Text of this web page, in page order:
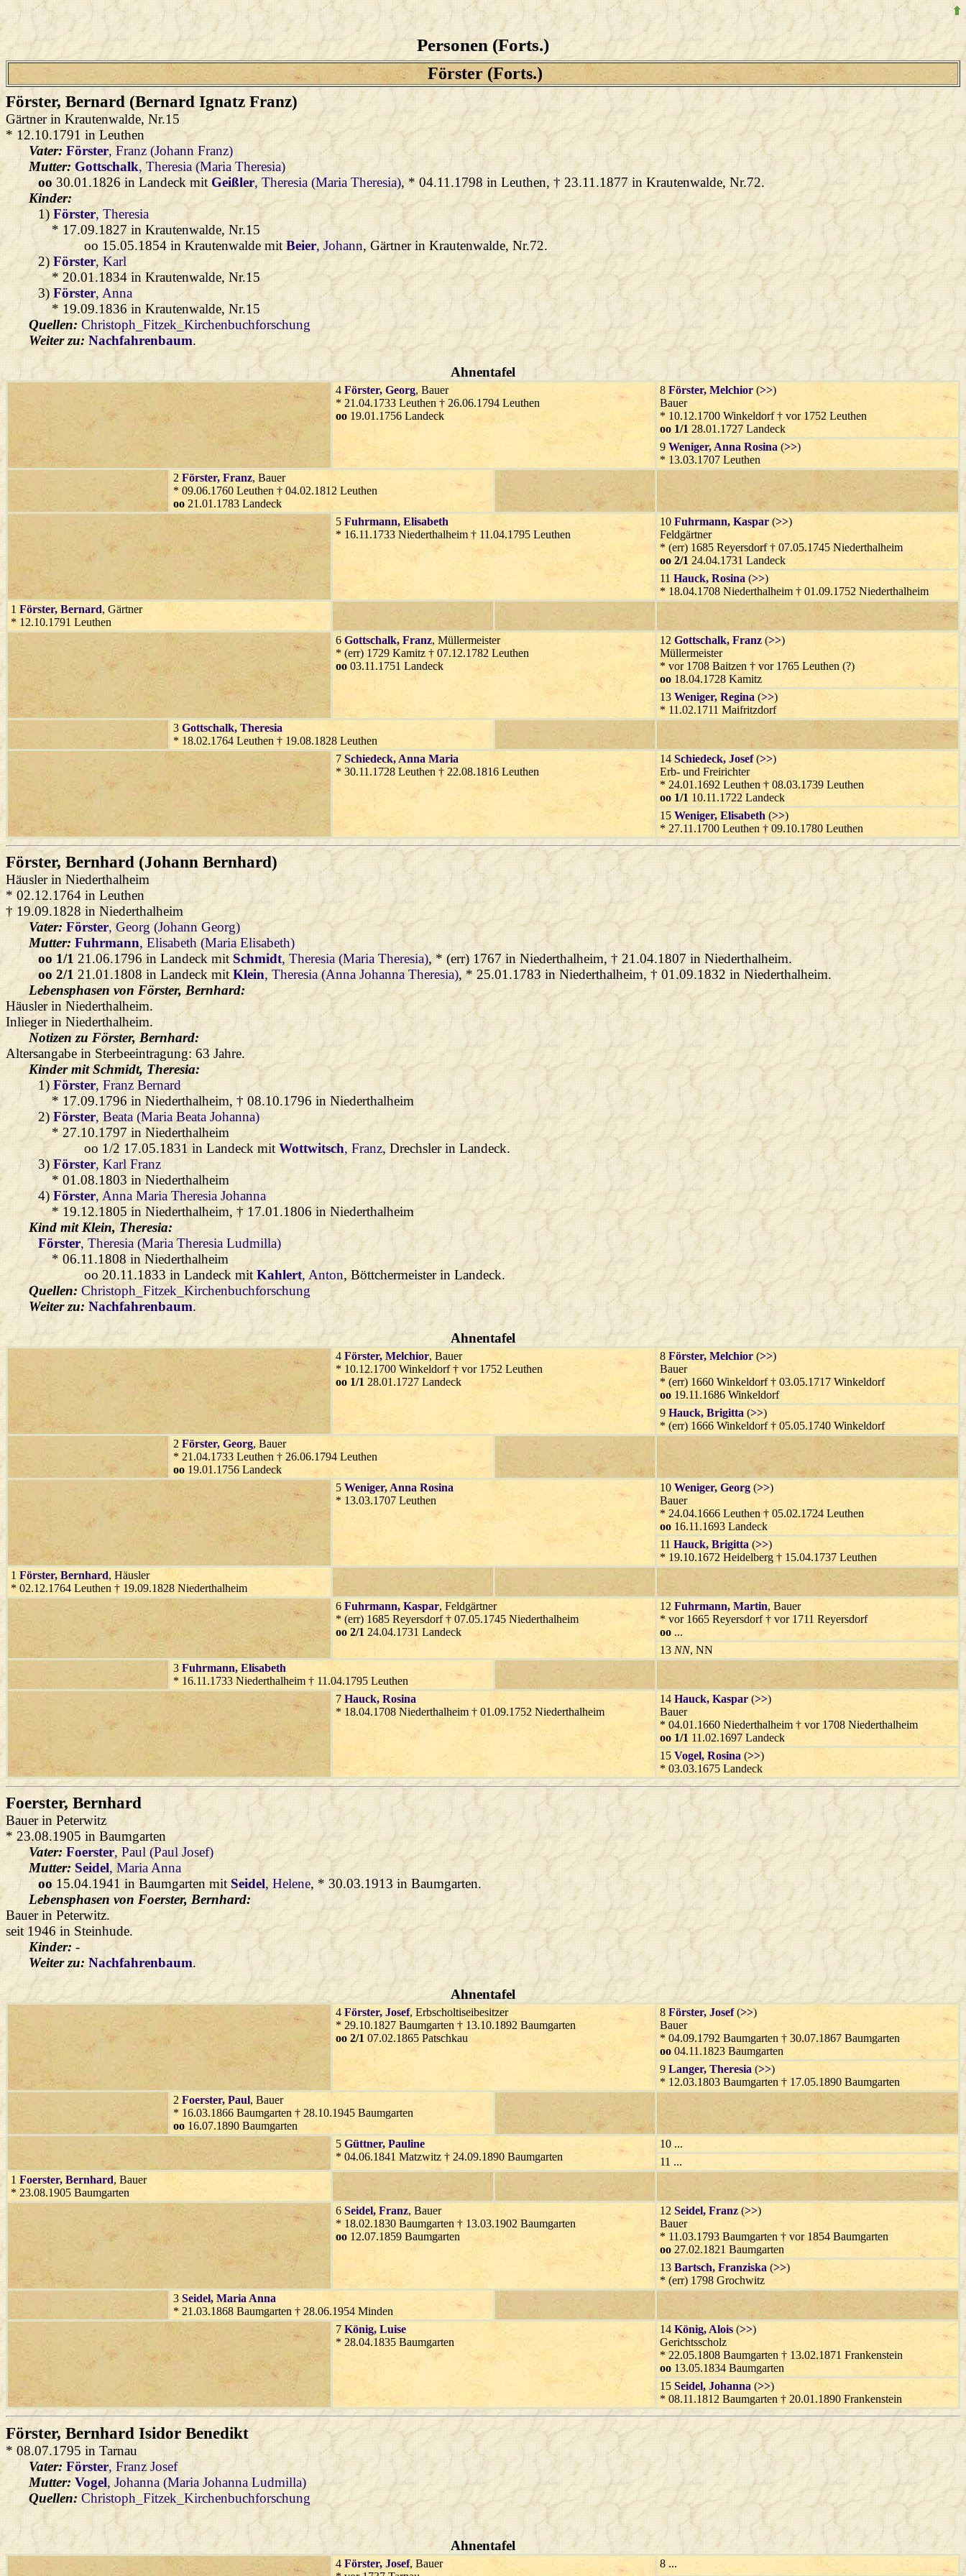
Personen (Forts.)
Förster (Forts.)
Förster, Bernard (Bernard Ignatz Franz)
Gärtner in Krautenwalde, Nr.15
* 12.10.1791 in Leuthen
Vater:Förster, Franz (Johann Franz)
Mutter: Gottschalk, Theresia (Maria Theresia)
oo 30.01.1826 in Landeck mit Geißler, Theresia (Maria Theresia), * 04.11.1798 in Leuthen, † 23.11.1877 in Krautenwalde, Nr.72.
Kinder:
1)Förster, Theresia
* 17.09.1827 in Krautenwalde, Nr.15
oo 15.05.1854 in Krautenwalde mitBeier, Johann, Gärtner in Krautenwalde, Nr.72.
2)Förster, Karl
* 20.01.1834 in Krautenwalde, Nr.15
3)Förster, Anna
* 19.09.1836 in Krautenwalde, Nr.15
Quellen: Christoph_Fitzek_Kirchenbuchforschung
Weiter zu: Nachfahrenbaum.
Ahnentafel
4 Förster, Georg, Bauer
* 21.04.1733 Leuthen † 26.06.1794 Leuthen
oo 19.01.1756 Landeck
8 Förster, Melchior (>>)
Bauer
* 10.12.1700 Winkeldorf † vor 1752 Leuthen
oo 1/1 28.01.1727 Landeck
9 Weniger, Anna Rosina (>>)
* 13.03.1707 Leuthen
2 Förster, Franz, Bauer
* 09.06.1760 Leuthen † 04.02.1812 Leuthen
oo 21.01.1783 Landeck
5 Fuhrmann, Elisabeth
* 16.11.1733 Niederthalheim † 11.04.1795 Leuthen
10 Fuhrmann, Kaspar (>>)
Feldgärtner
* (err) 1685 Reyersdorf † 07.05.1745 Niederthalheim
oo 2/1 24.04.1731 Landeck
11 Hauck, Rosina (>>)
* 18.04.1708 Niederthalheim † 01.09.1752 Niederthalheim
1 Förster, Bernard, Gärtner
* 12.10.1791 Leuthen
6 Gottschalk, Franz, Müllermeister
* (err) 1729 Kamitz † 07.12.1782 Leuthen
oo 03.11.1751 Landeck
12 Gottschalk, Franz (>>)
Müllermeister
* vor 1708 Baitzen † vor 1765 Leuthen (?)
oo 18.04.1728 Kamitz
13 Weniger, Regina (>>)
* 11.02.1711 Maifritzdorf
3 Gottschalk, Theresia
* 18.02.1764 Leuthen † 19.08.1828 Leuthen
7 Schiedeck, Anna Maria
* 30.11.1728 Leuthen † 22.08.1816 Leuthen
14 Schiedeck, Josef(>>)
Erb- und Freirichter
* 24.01.1692 Leuthen † 08.03.1739 Leuthen
oo 1/1 10.11.1722 Landeck
15 Weniger, Elisabeth (>>)
* 27.11.1700 Leuthen † 09.10.1780 Leuthen
Förster, Bernhard (Johann Bernhard)
Häusler in Niederthalheim
* 02.12.1764 in Leuthen
† 19.09.1828 in Niederthalheim
Vater: Förster, Georg (Johann Georg)
Mutter: Fuhrmann, Elisabeth (Maria Elisabeth)
oo 1/1 21.06.1796 in Landeck mit Schmidt, Theresia (Maria Theresia), * (err) 1767 in Niederthalheim, † 21.04.1807 in Niederthalheim.
oo 2/1 21.01.1808 in Landeck mitKlein, Theresia (Anna Johanna Theresia), * 25.01.1783 in Niederthalheim, † 01.09.1832 in Niederthalheim.
Lebensphasen von Förster, Bernhard:
Häusler in Niederthalheim.
Inlieger in Niederthalheim.
Notizen zu Förster, Bernhard:
Altersangabe in Sterbeeintragung: 63 Jahre.
Kinder mitSchmidt, Theresia:
1)Förster, Franz Bernard
* 17.09.1796 in Niederthalheim, † 08.10.1796 in Niederthalheim
2)Förster, Beata (Maria Beata Johanna)
* 27.10.1797 in Niederthalheim
oo 1/2 17.05.1831 in Landeck mitWottwitsch, Franz, Drechsler in Landeck.
3)Förster, Karl Franz
* 01.08.1803 in Niederthalheim
4)Förster, Anna Maria Theresia Johanna
* 19.12.1805 in Niederthalheim, † 17.01.1806 in Niederthalheim
Kind mitKlein, Theresia:
Förster, Theresia (Maria Theresia Ludmilla)
* 06.11.1808 in Niederthalheim
oo 20.11.1833 in Landeck mitKahlert, Anton, Böttchermeister in Landeck.
Quellen: Christoph_Fitzek_Kirchenbuchforschung
Weiter zu: Nachfahrenbaum.
Ahnentafel
4 Förster, Melchior, Bauer
* 10.12.1700 Winkeldorf † vor 1752 Leuthen
oo 1/1 28.01.1727 Landeck
8 Förster, Melchior (>>)
Bauer
* (err) 1660 Winkeldorf † 03.05.1717 Winkeldorf
oo 19.11.1686 Winkeldorf
9 Hauck, Brigitta (>>)
* (err) 1666 Winkeldorf † 05.05.1740 Winkeldorf
2 Förster, Georg, Bauer
* 21.04.1733 Leuthen † 26.06.1794 Leuthen
oo 19.01.1756 Landeck
5 Weniger, Anna Rosina
* 13.03.1707 Leuthen
10 Weniger, Georg (>>)
Bauer
* 24.04.1666 Leuthen † 05.02.1724 Leuthen
oo 16.11.1693 Landeck
11 Hauck, Brigitta (>>)
* 19.10.1672 Heidelberg † 15.04.1737 Leuthen
1 Förster, Bernhard, Häusler
* 02.12.1764 Leuthen † 19.09.1828 Niederthalheim
6 Fuhrmann, Kaspar, Feldgärtner
* (err) 1685 Reyersdorf † 07.05.1745 Niederthalheim
oo 2/1 24.04.1731 Landeck
12 Fuhrmann, Martin, Bauer
* vor 1665 Reyersdorf † vor 1711 Reyersdorf
oo ...
13 NN, NN
3 Fuhrmann, Elisabeth
* 16.11.1733 Niederthalheim † 11.04.1795 Leuthen
7 Hauck, Rosina
* 18.04.1708 Niederthalheim † 01.09.1752 Niederthalheim
14 Hauck, Kaspar (>>)
Bauer
* 04.01.1660 Niederthalheim † vor 1708 Niederthalheim
oo 1/1 11.02.1697 Landeck
15 Vogel, Rosina (>>)
* 03.03.1675 Landeck
Foerster, Bernhard
Bauer in Peterwitz
* 23.08.1905 in Baumgarten
Vater: Foerster, Paul (Paul Josef)
Mutter: Seidel, Maria Anna
oo 15.04.1941 in Baumgarten mit Seidel, Helene, * 30.03.1913 in Baumgarten.
Lebensphasen von Foerster, Bernhard:
Bauer in Peterwitz.
seit 1946 in Steinhude.
Kinder: -
Weiter zu: Nachfahrenbaum.
Ahnentafel
4 Förster, Josef, Erbscholtiseibesitzer
* 29.10.1827 Baumgarten † 13.10.1892 Baumgarten
oo 2/1 07.02.1865 Patschkau
8 Förster, Josef(>>)
Bauer
* 04.09.1792 Baumgarten † 30.07.1867 Baumgarten
oo 04.11.1823 Baumgarten
9 Langer, Theresia (>>)
* 12.03.1803 Baumgarten † 17.05.1890 Baumgarten
2 Foerster, Paul, Bauer
* 16.03.1866 Baumgarten † 28.10.1945 Baumgarten
oo 16.07.1890 Baumgarten
5 Güttner, Pauline
* 04.06.1841 Matzwitz † 24.09.1890 Baumgarten
10 ...
11 ...
1 Foerster, Bernhard, Bauer
* 23.08.1905 Baumgarten
6 Seidel, Franz, Bauer
* 18.02.1830 Baumgarten † 13.03.1902 Baumgarten
oo 12.07.1859 Baumgarten
12 Seidel, Franz (>>)
Bauer
* 11.03.1793 Baumgarten † vor 1854 Baumgarten
oo 27.02.1821 Baumgarten
13 Bartsch, Franziska (>>)
* (err) 1798 Grochwitz
3 Seidel, Maria Anna
* 21.03.1868 Baumgarten † 28.06.1954 Minden
7 König, Luise
* 28.04.1835 Baumgarten
14 König, Alois (>>)
Gerichtsscholz
* 22.05.1808 Baumgarten † 13.02.1871 Frankenstein
oo 13.05.1834 Baumgarten
15 Seidel, Johanna (>>)
* 08.11.1812 Baumgarten † 20.01.1890 Frankenstein
Förster, Bernhard Isidor Benedikt
* 08.07.1795 in Tarnau
Vater: Förster, Franz Josef
Mutter: Vogel, Johanna (Maria Johanna Ludmilla)
Quellen: Christoph_Fitzek_Kirchenbuchforschung
Ahnentafel
4 Förster, Josef, Bauer
8 ...